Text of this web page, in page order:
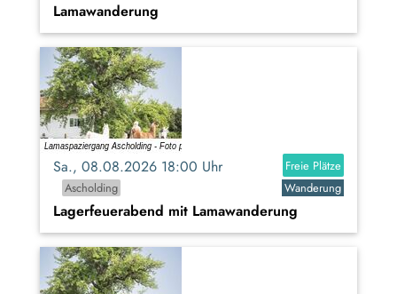
Lamawanderung
Sa., 08.08.2026 18:00 Uhr
Freie Plätze
Ascholding
Wanderung
Lagerfeuerabend mit Lamawanderung